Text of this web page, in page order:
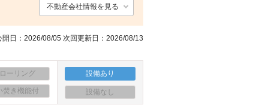
不動産会社情報を見る
開日：2026/08/05 次回更新日：2026/08/13
ーリング
焚き機能付
設備あり
設備なし